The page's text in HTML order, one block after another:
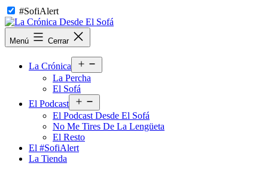
Saltar
al
contenido
#SofiAlert
La
Crónica
Menú Cerrar
La Crónica
el
La Percha
El Sofá
El Podcast
el
menú
El Podcast Desde El Sofá
No Me Tires De La Lengüeta
El Resto
El #SofiAlert
La Tienda